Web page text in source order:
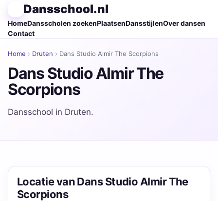
Dansschool.nl
HomeDansscholen zoekenPlaatsenDansstijlenOver dansen
Contact
Home › Druten › Dans Studio Almir The Scorpions
Dans Studio Almir The
Scorpions
Dansschool in Druten.
Locatie van Dans Studio Almir The
Scorpions